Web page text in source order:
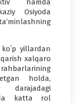
hamda
Osiyoda
yillardan
xalqaro
holda,
darajadagi
katta rol